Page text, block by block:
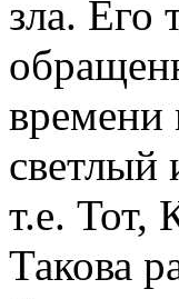
зла. Его
времени
т.е. Тот,
Такова